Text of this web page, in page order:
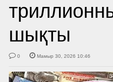
шықты
0 Мамыр 30, 2026 10:46